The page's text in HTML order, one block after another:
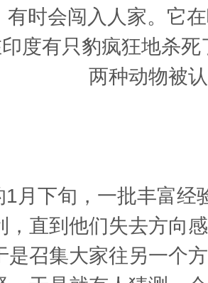
有时会闯入人家。它
度有只豹疯狂地杀
两种动物被
月下旬，一批丰富经
，直到他们失去方向
是召集大家往另一个